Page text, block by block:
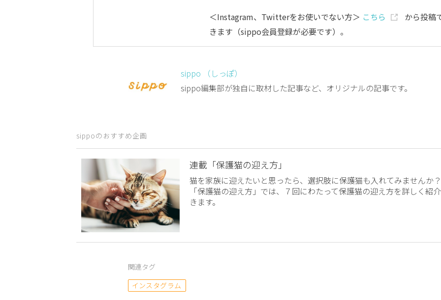
＜Instagram、Twitterをお使いでない方＞ こちら
から投稿
きます（sippo会員登録が必要です）。
sippo （しっぽ）
sippo編集部が独自に取材した記事など、オリジナルの記事です。
sippoのおすすめ企画
連載「保護猫の迎え方」
猫を家族に迎えたいと思ったら、選択肢に保護猫も入れてみませんか
「保護猫の迎え方」では、７回にわたって保護猫の迎え方を詳しく紹
きます。
関連タグ
インスタグラム